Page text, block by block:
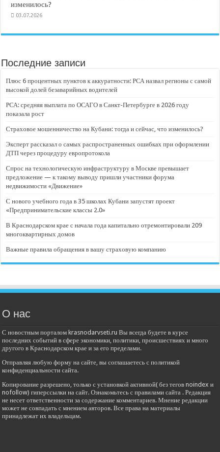
изменилось?
03.07.2026
Последние записи
Плюс 6 процентных пунктов к аккуратности: РСА назвал регионы с самой
высокой долей безаварийных водителей
РСА: средняя выплата по ОСАГО в Санкт-Петербурге в 2026 году
показала рост
Страховое мошенничество на Кубани: тогда и сейчас, что изменилось?
Эксперт рассказал о самых распространенных ошибках при оформлении
ДТП через процедуру европротокола
Спрос на технологическую инфраструктуру в Москве превышает
предложение — к такому выводу пришли участники форума
недвижимости «Движение»
С нового учебного года в 35 школах Кубани запустят проект
«Предпринимательские классы 2.0»
В Краснодарском крае с начала года капитально отремонтировали 209
многоквартирных домов
Важные правила обращения в вашу страховую компанию
О нас
С новостным порталом krasnodarvseti.ru Вы всегда будете в курсе
последних событий в сфере экономики, политики, происшествиях и много
другого в Краснодарском крае и за его пределами.
Отправляя любую форму на сайте, вы соглашаетесь с политикой
конфиденциальности сайта.
Копирование разрешено, только с установкой активной( без тегов noindex и
nofollow) гиперссылки на сайт. Ознакомьтесь с правилами сайта . Редакция
не несет ответственности за содержание комментариев. Мнение редакции
может не совпадать с мнением авторов. Все права на материалы
принадлежат их владельцам.